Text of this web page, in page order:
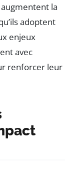
la
adoptent
enjeux
avec
renforcer leur